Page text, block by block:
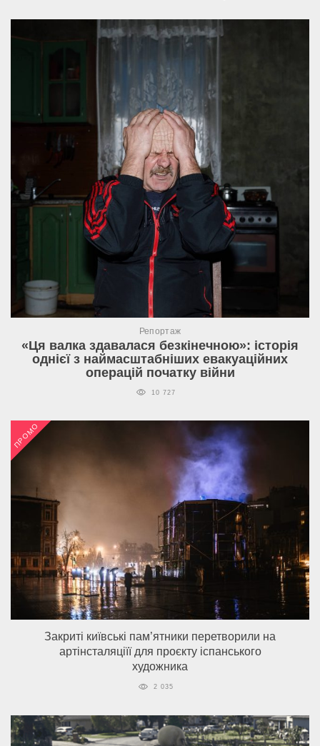
Репортаж
«Ця валка здавалася безкінечною»: історія
однієї з наймасштабніших евакуаційних
операцій початку війни
10 727
ПРОМО
Закриті київські пам’ятники перетворили на
артінсталяціїї для проєкту іспанського
художника
2 035